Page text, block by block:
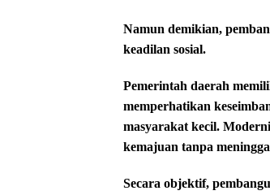
Namun demikian,
keadilan sosial.
Pemerintah daerah
memperhatikan
masyarakat kecil.
kemajuan tanpa
Secara objektif,